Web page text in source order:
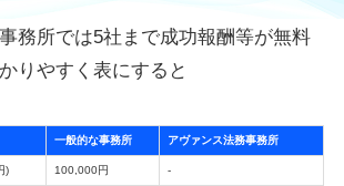
務所では5社まで成功報酬等が無料
りやすく表にすると
一般的な事務所 アヴァンス法務事務所
) 100,000円 -